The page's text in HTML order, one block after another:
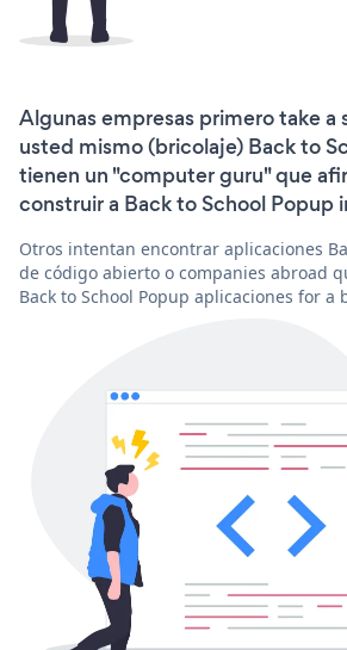
Algunas empresas primero take a
usted mismo (bricolaje) Back to
tienen un "computer guru" que
construir a Back to School Popup
Otros intentan encontrar aplicaciones
de código abierto o companies abroad
Back to School Popup aplicaciones for a